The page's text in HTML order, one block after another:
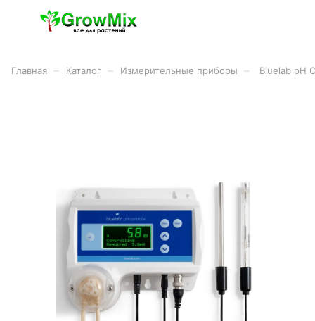
Главная Каталог Измерительные приборы Bluelab pH